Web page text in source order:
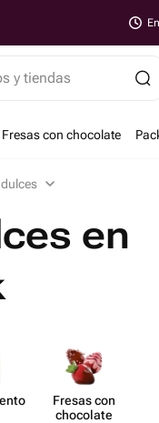
y tiendas
Fresas con chocolate
en
Fresas con
chocolate